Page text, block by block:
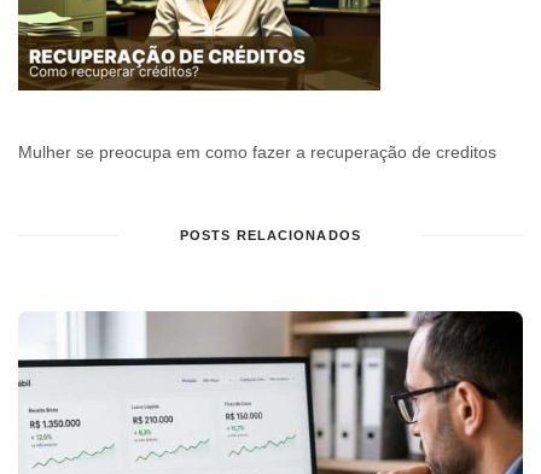
Mulher se preocupa em como fazer a recuperação de creditos
POSTS RELACIONADOS